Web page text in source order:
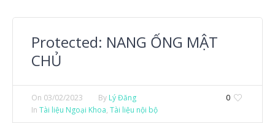
Protected: NANG ỐNG MẬT
CHỦ
0
On 03/02/2023 By Lý Đăng
In Tài liệu Ngoại Khoa, Tài liệu nội bộ